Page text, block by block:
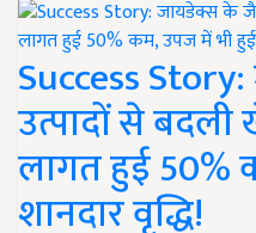
Success
उत्पादों से बदली
लागत हुई 50%
शानदार वृद्धि!